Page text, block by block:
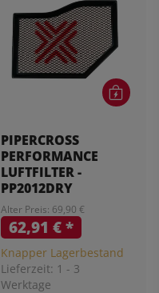
PIPERCROSS
PERFORMANCE
LUFTFILTER -
PP2012DRY
Alter Preis: 69,90 €
62,91 €*
Knapper Lagerbestand
Lieferzeit: 1 - 3
Werktage